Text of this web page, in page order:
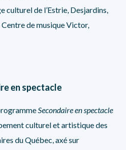
culturel de l’Estrie, Desjardins,
de musique Victor,
en spectacle
Secondaire en spectacle
culturel et artistique des
du Québec, axé sur